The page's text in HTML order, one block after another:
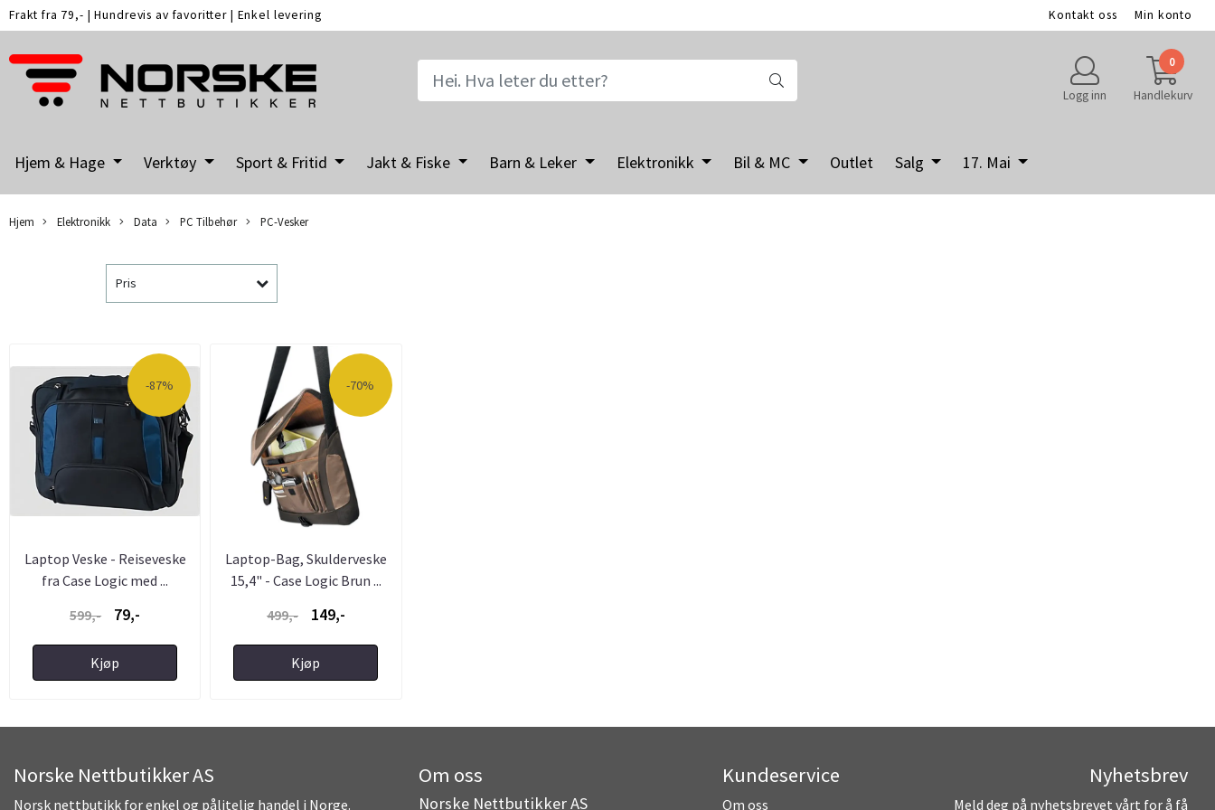
Frakt fra 79,- |Hundrevis av favoritter | Enkel levering Kontakt oss Min konto
Logg inn
0
Handlekurv
Hjem & Hage Verktøy Sport & Fritid Jakt & Fiske Barn & Leker Elektronikk Bil & MC Outlet Salg 17. Mai
Hjem Elektronikk Data PC Tilbehør PC-Vesker
Pris
-87%
Laptop Veske - Reiseveske
fra Case Logic med ...
599,-
79,-
Kjøp
-70%
Laptop-Bag, Skulderveske
15,4" - Case Logic Brun ...
499,-
149,-
Kjøp
Norske Nettbutikker AS
Norsk nettbutikk for enkel og pålitelig handel i Norge.
Om oss
Norske Nettbutikker AS
Kundeservice
Om oss
Nyhetsbrev
Meld deg på nyhetsbrevet vårt for å få